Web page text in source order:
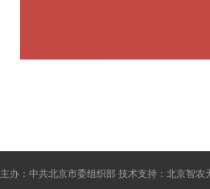
主办：中共北京市委组织部 技术支持：北京智农